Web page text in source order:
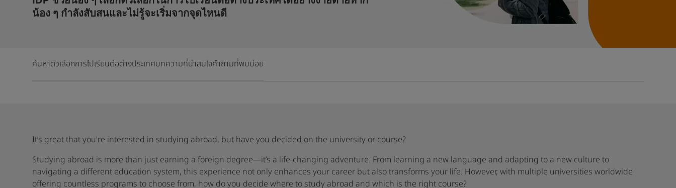
น้อง ๆ กำลังสับสนและไม่รู้จะเริ่มจากจุดไหนดี
ค้นหาตัวเลือกการไปเรียนต่อต่างประเทศบทความที่น่าสนใจคำถามที่พบบ่อย
It’s great that you're interested in studying abroad, but have you decided on the university or course?
Studying abroad is more than just earning a foreign degree—it’s a life-changing adventure. From learning a new language and adapting to a new culture to
navigating a different education system, this experience not only enhances your career but also transforms your life. However, with multiple universities worldwide
offering countless programs to choose from, how do you decide where to study abroad and which is the right course?